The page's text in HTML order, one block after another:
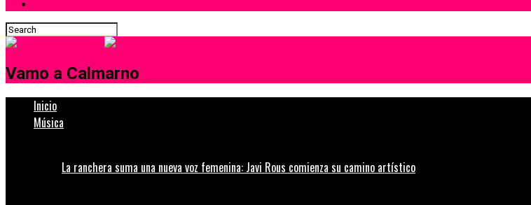
Vamo a Calmarno
Inicio
Música
La ranchera suma una nueva voz femenina: Javi Rous comienza su camino artístico